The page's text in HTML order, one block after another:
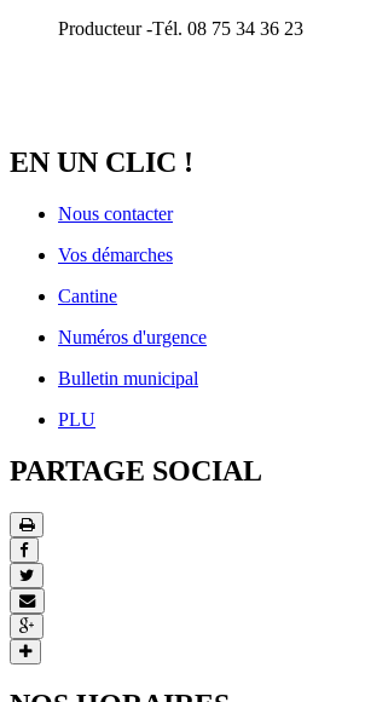
Producteur -Tél. 08 75 34 36 23
EN UN CLIC !
Nous contacter
Vos démarches
Cantine
Numéros d'urgence
Bulletin municipal
PLU
PARTAGE SOCIAL